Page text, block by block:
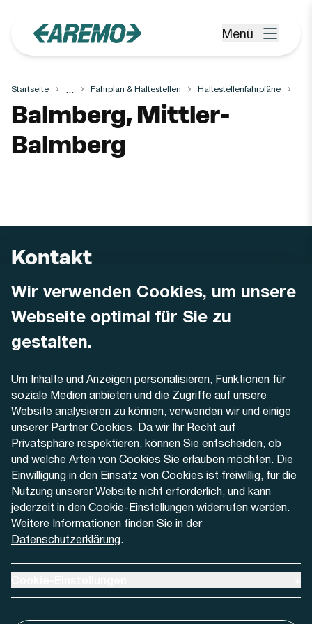
Wir verwenden Cookies, um unsere
Webseite optimal für Sie zu
gestalten.
Um Inhalte und Anzeigen personalisieren, Funktionen für
soziale Medien anbieten und die Zugriffe auf unsere
Website analysieren zu können, verwenden wir und einige
unserer Partner Cookies. Da wir Ihr Recht auf
Privatsphäre respektieren, können Sie entscheiden, ob
und welche Arten von Cookies Sie erlauben möchten. Die
Einwilligung in den Einsatz von Cookies ist freiwillig, für die
Nutzung unserer Website nicht erforderlich, und kann
jederzeit in den Cookie-Einstellungen widerrufen werden.
Weitere Informationen finden Sie in der
Datenschutzerklärung.
Menü öffnen
Menü
Startseite ... Fahrplan & Haltestellen Haltestellenfahrpläne
Haltestelle
Balmberg, Mittler-
Balmberg
Kontakt
AREMO
Dornacherstrasse 48
4500 Solothurn
+41 32 622 37 22
Kontaktformular
Aktuell
Medien